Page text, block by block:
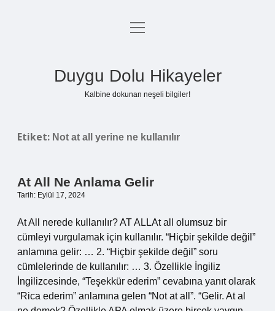
Anasayfa
menüyü
Duygu Dolu Hikayeler
Kalbine dokunan neşeli bilgiler!
Etiket: Not at all yerine ne kullanılır
At All Ne Anlama Gelir
Tarih: Eylül 17, 2024
At All nerede kullanılır? AT ALLAt all olumsuz bir
cümleyi vurgulamak için kullanılır. “Hiçbir şekilde değil”
anlamına gelir: … 2. “Hiçbir şekilde değil” soru
cümlelerinde de kullanılır: … 3. Özellikle İngiliz
İngilizcesinde, “Teşekkür ederim” cevabına yanıt olarak
“Rica ederim” anlamına gelen “Not at all”. “Gelir. At al